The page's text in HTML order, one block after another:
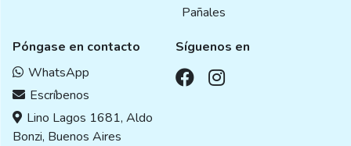
Pañales
Póngase en contacto
WhatsApp
Escríbenos
Lino Lagos 1681, Aldo
Bonzi, Buenos Aires
Síguenos en